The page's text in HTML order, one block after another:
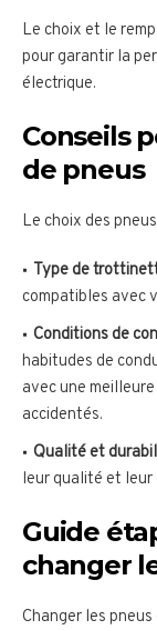
Le choix et le
pour garantir la
électrique.
Conseils
de pneus
Le choix des
Type de
compatibles avec
Conditions de
habitudes de
avec une
accidentés.
Qualité et
leur qualité et leur
Guide
changer
Changer les